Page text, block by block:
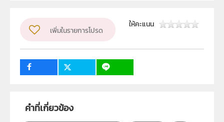
สถาบันส่งเสริมการสอนวิทยาศาสตร์และเทคโนโลยี (สสวท.)
ระดับชั้น
ม.6
กลุ่มเป้าหมาย
เพิ่มในรายการโปรด
ให้คะแนน
คำที่เกี่ยวข้อง